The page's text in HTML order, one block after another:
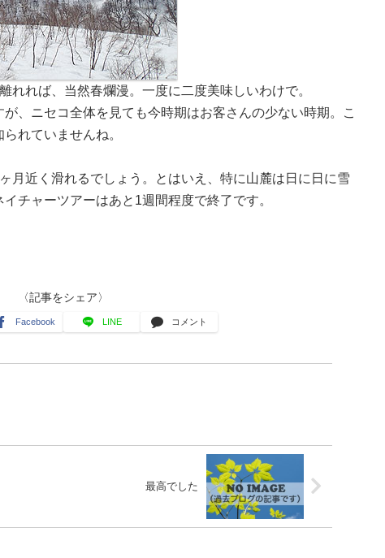
れれば、当然春爛漫。一度に二度美味しいわけで。
、ニセコ全体を見ても今時期はお客さんの少ない時期。こ
れていませんね。
月近く滑れるでしょう。とはいえ、特に山麓は日に日に雪
チャーツアーはあと1週間程度で終了です。
〈記事をシェア〉
Facebook LINE コメント
最高でした